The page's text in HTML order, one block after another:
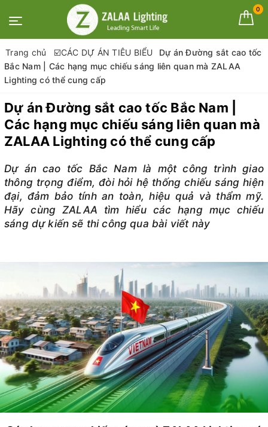
0
Trang chủ ☑️CÁC DỰ ÁN TIÊU BIỂU
Dự án Đường sắt cao tốc
Bắc Nam | Các hạng mục chiếu sáng liên quan mà ZALAA
Lighting có thể cung cấp
Dự án Đường sắt cao tốc Bắc Nam |
Các hạng mục chiếu sáng liên quan mà
ZALAA Lighting có thể cung cấp
Dự án cao tốc Bắc Nam là một công trình giao
thông trọng điểm, đòi hỏi hệ thống chiếu sáng hiện
đại, đảm bảo tính an toàn, hiệu quả và thẩm mỹ.
Hãy cùng ZALAA tìm hiểu các hạng mục chiếu
sáng dự kiến sẽ thi công qua bài viết này